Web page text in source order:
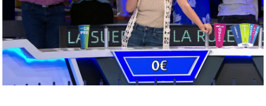
Azahar Flores
Publicado:14 de octubre de 2024, 14:55
WhatsappFacebook
X Flipboard